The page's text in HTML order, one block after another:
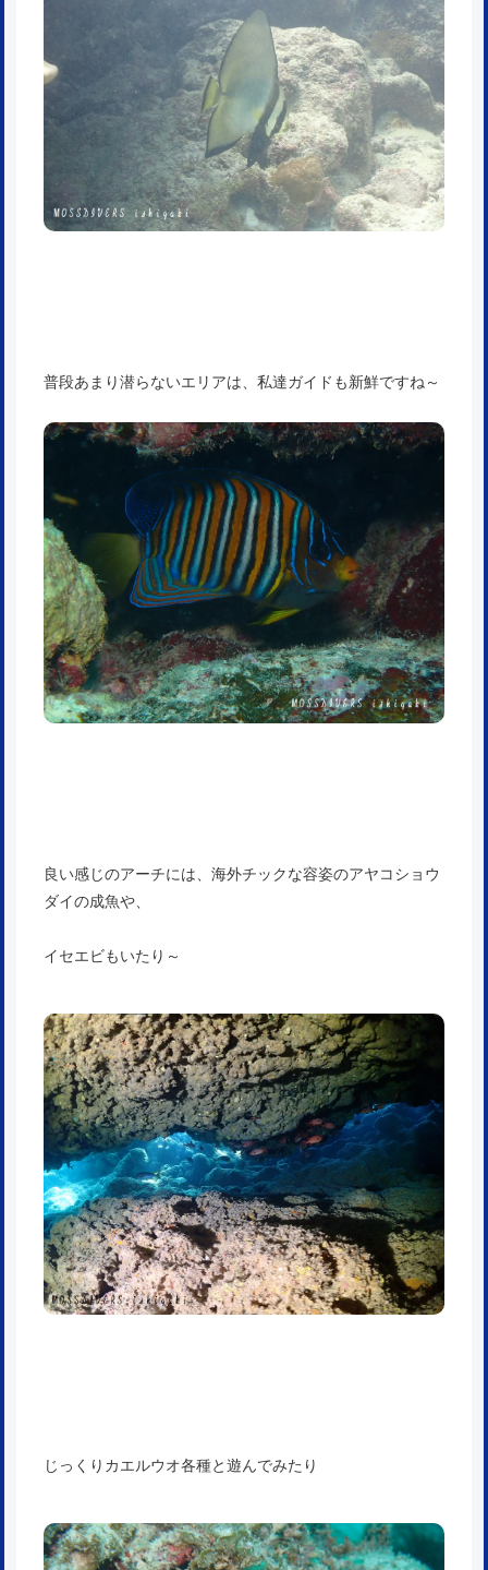
普段あまり潜らないエリアは、私達ガイドも新鮮ですね～
良い感じのアーチには、海外チックな容姿のアヤコショウ
ダイの成魚や、
イセエビもいたり～
じっくりカエルウオ各種と遊んでみたり